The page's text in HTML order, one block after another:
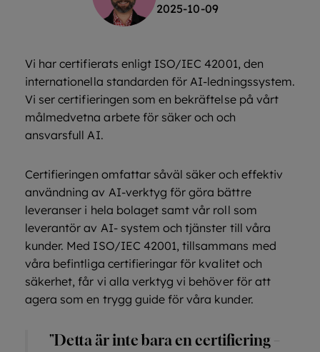
2025-10-09
Vi har certifierats enligt ISO/IEC 42001, den
internationella standarden för AI-ledningssystem.
Vi ser certifieringen som en bekräftelse på vårt
målmedvetna arbete för säker och och
ansvarsfull AI.
Certifieringen omfattar såväl säker och effektiv
användning av AI-verktyg för göra bättre
leveranser i hela bolaget samt vår roll som
leverantör av AI- system och tjänster till våra
kunder. Med ISO/IEC 42001, tillsammans med
våra befintliga certifieringar för kvalitet och
säkerhet, får vi alla verktyg vi behöver för att
agera som en trygg guide för våra kunder.
"Detta är inte bara en certifiering –